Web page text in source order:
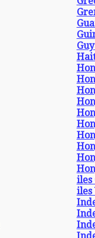
iles
iles